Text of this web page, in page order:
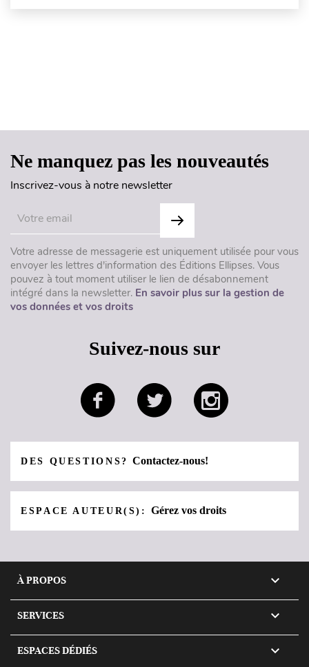
Ne manquez pas les nouveautés
Inscrivez-vous à notre newsletter
Votre adresse de messagerie est uniquement utilisée pour vous
envoyer les lettres d'information des Éditions Ellipses. Vous
pouvez à tout moment utiliser le lien de désabonnement
intégré dans la newsletter. En savoir plus sur la gestion de
vos données et vos droits
Suivez-nous sur
DES QUESTIONS?Contactez-nous!
ESPACE AUTEUR(S):Gérez vos droits
À PROPOS 
SERVICES 
ESPACES DÉDIÉS 